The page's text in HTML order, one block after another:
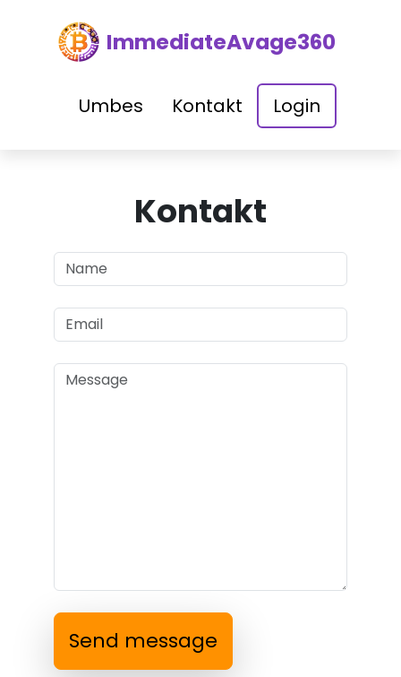
ImmediateAvage360
Umbes Kontakt Login
Kontakt
Send message